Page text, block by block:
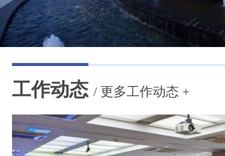
工作动态 / 更多工作动态 +